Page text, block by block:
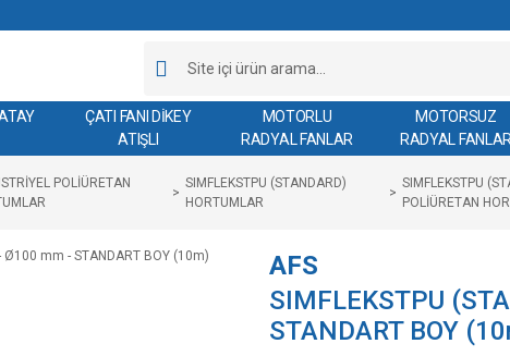
ÇATI FANI DİKEY
ATIŞLI
MOTORLU
RADYAL FANLAR
MOTORSUZ
RADYAL FANLAR
POLİÜRETAN
SIMFLEKSTPU (STANDARD)
HORTUMLAR
SIMFLEKSTPU
POLİÜRETAN
AFS
SIMFLEKSTPU
STANDART BOY